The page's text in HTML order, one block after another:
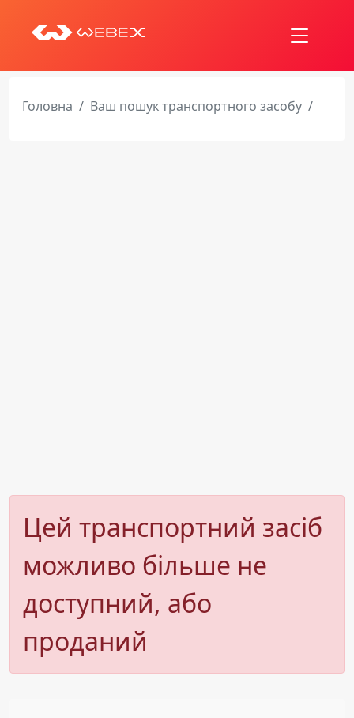
Головна Ваш пошук транспортного засобу
Цей транспортний засіб
можливо більше не
доступний, або
проданий